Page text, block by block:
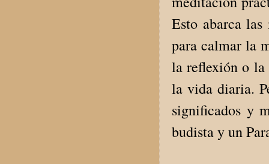
Esto abarca
para calmar la
la reflexión o la
la vida diaria.
significados y
budista y un